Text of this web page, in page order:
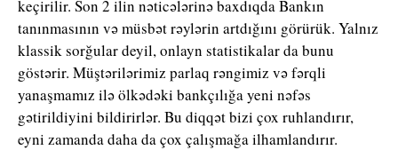
keçirilir. Son 2 ilin nəticələrinə baxdıqda Bankın
tanınmasının və müsbət rəylərin artdığını görürük. Yalnız
klassik sorğular deyil, onlayn statistikalar da bunu
göstərir. Müştərilərimiz parlaq rəngimiz və fərqli
yanaşmamız ilə ölkədəki bankçılığa yeni nəfəs
gətirildiyini bildirirlər. Bu diqqət bizi çox ruhlandırır,
eyni zamanda daha da çox çalışmağa ilhamlandırır.